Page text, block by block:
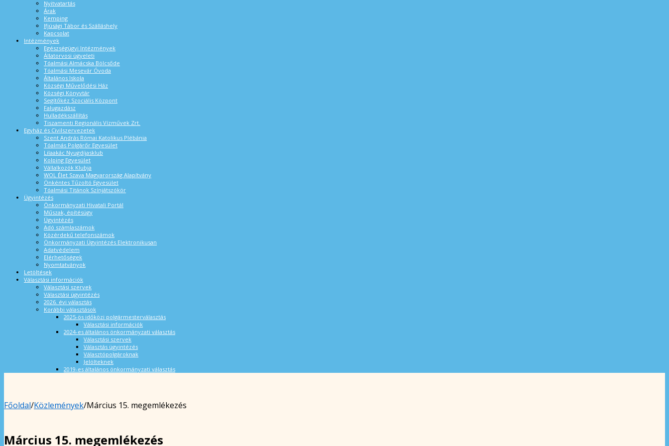
Nyitvatartás
Árak
Kemping
Ifjúsági Tábor és Szálláshely
Kapcsolat
Intézmények
Egészségügyi Intézmények
Állatorvosi ügyeleti
Tóalmási Almácska Bölcsőde
Tóalmási Mesevár Óvoda
Általános Iskola
Községi Művelődési Ház
Községi Könyvtár
Segítőkéz Szociális Központ
Falugazdász
Hulladékszállítás
Tiszamenti Regionális Vízművek Zrt.
Egyház és Civilszervezetek
Szent András Római Katolikus Plébánia
Tóalmás Polgárőr Egyesület
Lilaakác Nyugdíjasklub
Kolping Egyesület
Vállalkozók Klubja
WOL Élet Szava Magyarország Alapítvány
Önkéntes Tűzoltó Egyesület
Tóalmási Titánok Színjátszókör
Ügyintézés
Önkormányzati Hivatali Portál
Műszak, építésügy
Ügyintézés
Adó számlaszámok
Közérdekű telefonszámok
Önkormányzati Ügyintézés Elektronikusan
Adatvédelem
Elérhetőségek
Nyomtatványok
Letöltések
Választási információk
Választási szervek
Választási ügyintézés
2026. évi választás
Korábbi választások
2025-ös időközi polgármesterválasztás
Választási információk
2024-es általános önkormányzati választás
Választási szervek
Választás ügyintézés
Választópolgároknak
Jelölteknek
2019-es általános önkormányzati választás
Főoldal/Közlemények/Március 15. megemlékezés
Március 15. megemlékezés